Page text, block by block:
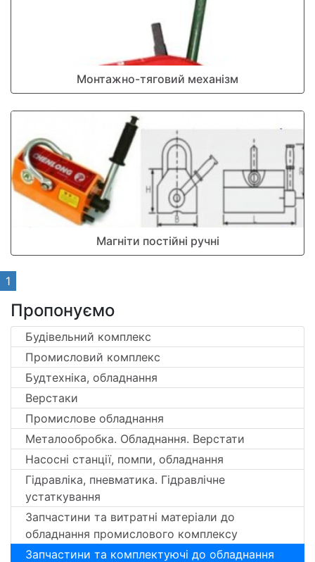
Монтажно-тяговий механізм
Магніти постійні ручні
1
Пропонуємо
Будівельний комплекс
Промисловий комплекс
Будтехніка, обладнання
Верстаки
Промислове обладнання
Металообробка. Обладнання. Верстати
Насосні станції, помпи, обладнання
Гідравліка, пневматика. Гідравлічне
устаткування
Запчастини та витратні матеріали до
обладнання промислового комплексу
Запчастини та комплектуючі до обладнання